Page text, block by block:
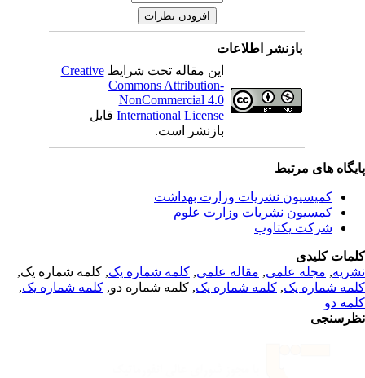
بازنشر اطلاعات
این مقاله تحت شرایطCreative
Commons Attribution-
NonCommercial 4.0
International Licenseقابل
بازنشر است.
های مرتبط
کمیسیون نشریات وزارت بهداشت
کمسیون نشریات وزارت علوم
شرکت یکتاوب
کلیدی
,مجله علمی, مقاله علمی, کلمه شماره یک, کلمه شماره یک,
شماره یک,کلمه شماره یک, کلمه شماره دو,کلمه شماره یک,
دو